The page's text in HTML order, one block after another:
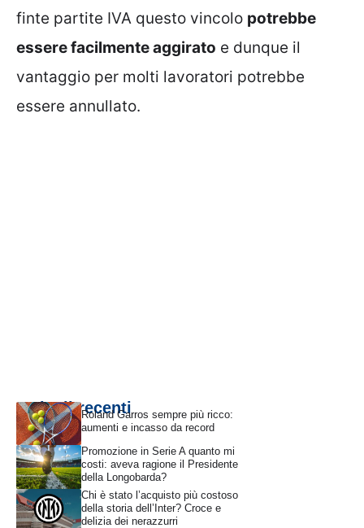
finte partite IVA questo vincolo potrebbe
essere facilmente aggirato e dunque il
vantaggio per molti lavoratori potrebbe
essere annullato.
Articoli recentiRoland Garros sempre più ricco:
aumenti e incasso da record
Promozione in Serie A quanto mi
costi: aveva ragione il Presidente
della Longobarda?
Chi è stato l’acquisto più costoso
della storia dell’Inter? Croce e
delizia dei nerazzurri